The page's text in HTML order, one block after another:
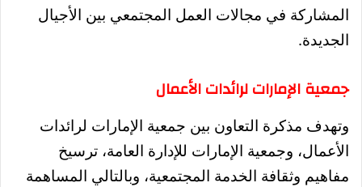
المشاركة في مجالات العمل المجتمعي بين الأجيال
الجديدة.
جمعية الإمارات لرائدات الأعمال
وتهدف مذكرة التعاون بين جمعية الإمارات لرائدات
الأعمال، وجمعية الإمارات للإدارة العامة، ترسيخ
مفاهيم وثقافة الخدمة المجتمعية، وبالتالي المساهمة